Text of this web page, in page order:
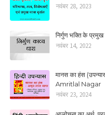
नवंबर 28, 2023
निर्गुण भक्ति के प्रमुख
नवंबर 14, 2022
मानस का हंस
Amritlal Nagar
नवंबर 23, 2024